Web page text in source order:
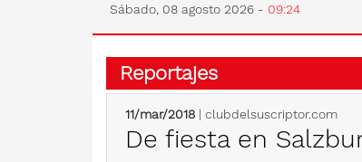
Sábado, 08 agosto 2026 - 09:24
Reportajes
11/mar/2018 | clubdelsuscriptor.com
De fiesta en